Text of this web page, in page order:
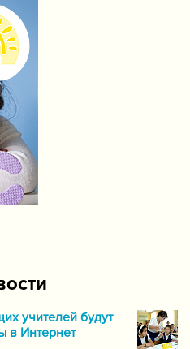
учителей будут
в Интернет